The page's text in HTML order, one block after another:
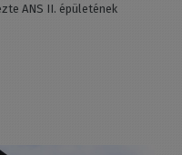
ANS II. épületének